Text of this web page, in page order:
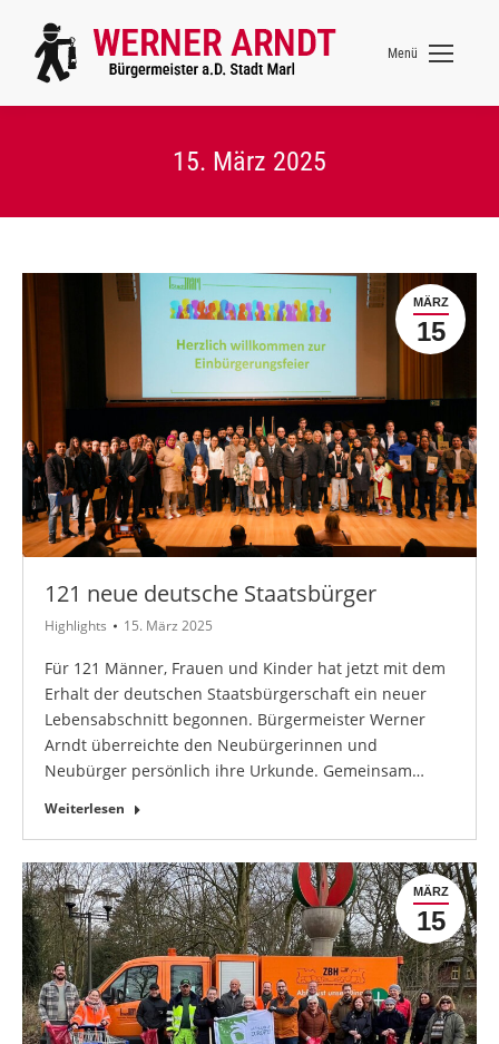
Menü
15. März 2025
MÄRZ
15
121 neue deutsche Staatsbürger
Highlights 15. März 2025
Für 121 Männer, Frauen und Kinder hat jetzt mit dem
Erhalt der deutschen Staatsbürgerschaft ein neuer
Lebensabschnitt begonnen. Bürgermeister Werner
Arndt überreichte den Neubürgerinnen und
Neubürger persönlich ihre Urkunde. Gemeinsam…
Weiterlesen
MÄRZ
15